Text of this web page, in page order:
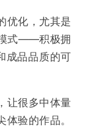
优化，尤其是
式——积极拥
成品品质的可
让很多中体量
验的作品。